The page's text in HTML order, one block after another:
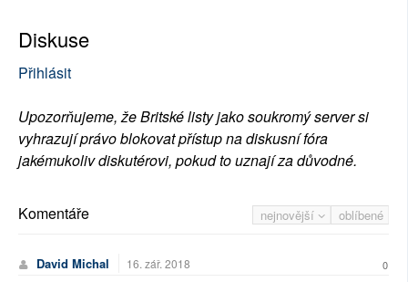
Diskuse
Přihlásit
Upozorňujeme, že Britské listy jako soukromý server si
vyhrazují právo blokovat přístup na diskusní fóra
jakémukoliv diskutérovi, pokud to uznají za důvodné.
nejnovější oblíbené
Komentáře
David Michal 16. zář. 2018 0